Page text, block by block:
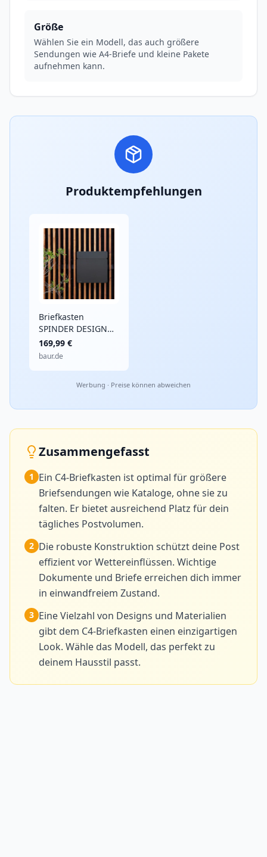
Größe
Wählen Sie ein Modell, das auch größere
Sendungen wie A4-Briefe und kleine Pakete
aufnehmen kann.
Produktempfehlungen
Briefkasten
SPINDER DESIGN
"INBOX", schwarz,
B:39mm H:40mm
Briefkasten, Design
Stahl
169,99 €
baur.de
Werbung · Preise können abweichen
Zusammengefasst
1 Ein C4-Briefkasten ist optimal für größere
Briefsendungen wie Kataloge, ohne sie zu
falten. Er bietet ausreichend Platz für dein
tägliches Postvolumen.
2 Die robuste Konstruktion schützt deine Post
effizient vor Wettereinflüssen. Wichtige
Dokumente und Briefe erreichen dich immer
in einwandfreiem Zustand.
3 Eine Vielzahl von Designs und Materialien
gibt dem C4-Briefkasten einen einzigartigen
Look. Wähle das Modell, das perfekt zu
deinem Hausstil passt.